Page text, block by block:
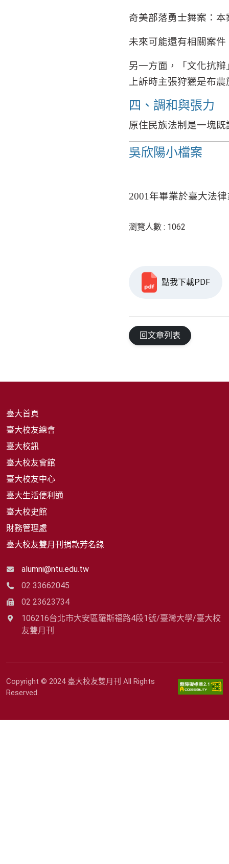
奇美部落勇士舞案：
未來可能還有相關案
另一方面，「文化抗
上訴時主張狩獵是布
四、調和與張力
原住民族法制是一塊
吳欣陽小檔案
2001 年畢業於臺大法
瀏覽人數 : 1062
點我下載PDF
回文章列表
臺大首頁
臺大校友總會
臺大校訊
臺大校友會館
臺大校友中心
臺大生活便利通
臺大校史館
財務管理處
臺大校友雙月刊捐款芳名錄
alumni@ntu.edu.tw
02 33662045
02 23623734
106216台北市大安區羅斯福路4段1號/臺灣大學/臺大校
友雙月刊
Copyright © 2024 臺大校友雙月刊 All Rights
Reserved.